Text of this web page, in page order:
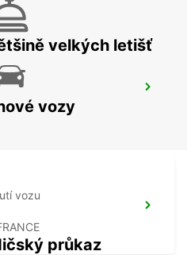
velkých letišť
vozy
vozu
průkaz